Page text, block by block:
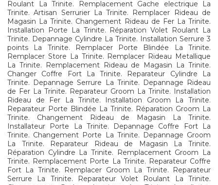
Roulant La Trinite. Remplacement Gache electrique La
Trinite. Artisan Serrurier La Trinite. Remplacer Rideau de
Magasin La Trinite. Changement Rideau de Fer La Trinite.
Installation Porte La Trinite. Réparation Volet Roulant La
Trinite. Depannage Cylindre La Trinite. Installation Serrure 3
points La Trinite. Remplacer Porte Blindée La Trinite.
Remplacer Store La Trinite. Remplacer Rideau Metallique
La Trinite. Remplacement Rideau de Magasin La Trinite.
Changer Coffre Fort La Trinite. Reparateur Cylindre La
Trinite. Depannage Serrure La Trinite. Depannage Rideau
de Fer La Trinite. Reparateur Groom La Trinite. Installation
Rideau de Fer La Trinite. Installation Groom La Trinite.
Reparateur Porte Blindée La Trinite. Réparation Groom La
Trinite. Changement Rideau de Magasin La Trinite.
Installateur Porte La Trinite. Depannage Coffre Fort La
Trinite. Changement Porte La Trinite. Depannage Groom
La Trinite. Reparateur Rideau de Magasin La Trinite.
Réparation Cylindre La Trinite. Remplacement Groom La
Trinite. Remplacement Porte La Trinite. Reparateur Coffre
Fort La Trinite. Remplacer Groom La Trinite. Reparateur
Serrure La Trinite. Reparateur Volet Roulant La Trinite.